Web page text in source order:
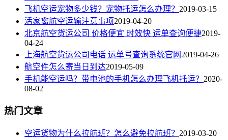
飞机空运宠物多少钱？宠物托运怎么办理？ 2019-03-15
活家禽航空运输注意事项2019-04-20
北京航空货运公司 价格便宜 时效快 运单查询便捷2019-
04-24
上海航空货运公司电话 运单号查询系统官网 2019-04-26
航空件怎么寄当日到达2019-05-09
手机能空运吗？带电池的手机怎么办理飞机托运？ 2020-
08-02
热门文章
空运货物为什么拉航班？怎么避免拉航班？ 2019-03-20